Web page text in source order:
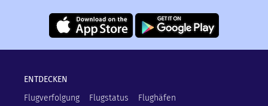
ENTDECKEN
Flugverfolgung
Flugstatus Flughäfen